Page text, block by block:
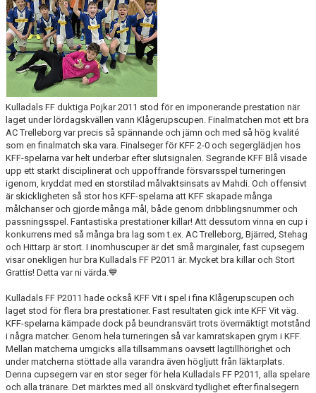
Kulladals FF duktiga Pojkar 2011 stod för en imponerande prestation när
laget under lördagskvällen vann Klågerupscupen. Finalmatchen mot ett bra
AC Trelleborg var precis så spännande och jämn och med så hög kvalité
som en finalmatch ska vara. Finalseger för KFF 2-0 och segerglädjen hos
KFF-spelarna var helt underbar efter slutsignalen. Segrande KFF Blå visade
upp ett starkt disciplinerat och uppoffrande försvarsspel turneringen
igenom, kryddat med en storstilad målvaktsinsats av Mahdi. Och offensivt
är skickligheten så stor hos KFF-spelarna att KFF skapade många
målchanser och gjorde många mål, både genom dribblingsnummer och
passningsspel. Fantastiska prestationer killar! Att dessutom vinna en cup i
konkurrens med så många bra lag som t.ex. AC Trelleborg, Bjärred, Stehag
och Hittarp är stort. I inomhuscuper är det små marginaler, fast cupsegern
visar onekligen hur bra Kulladals FF P2011 är. Mycket bra killar och Stort
Grattis! Detta var ni värda.💙
Kulladals FF P2011 hade också KFF Vit i spel i fina Klågerupscupen och
laget stod för flera bra prestationer. Fast resultaten gick inte KFF Vit väg.
KFF-spelarna kämpade dock på beundransvärt trots övermäktigt motstånd
i några matcher. Genom hela turneringen så var kamratskapen grym i KFF.
Mellan matcherna umgicks alla tillsammans oavsett lagtillhörighet och
under matcherna stöttade alla varandra även högljutt från läktarplats.
Denna cupsegern var en stor seger för hela Kulladals FF P2011, alla spelare
och alla tränare. Det märktes med all önskvärd tydlighet efter finalsegern